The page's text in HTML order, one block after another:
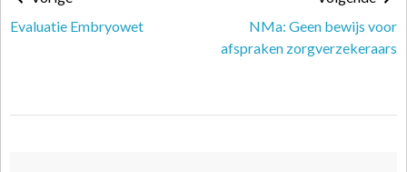
Evaluatie Embryowet
NMa: Geen bewijs voor
afspraken zorgverzekeraars